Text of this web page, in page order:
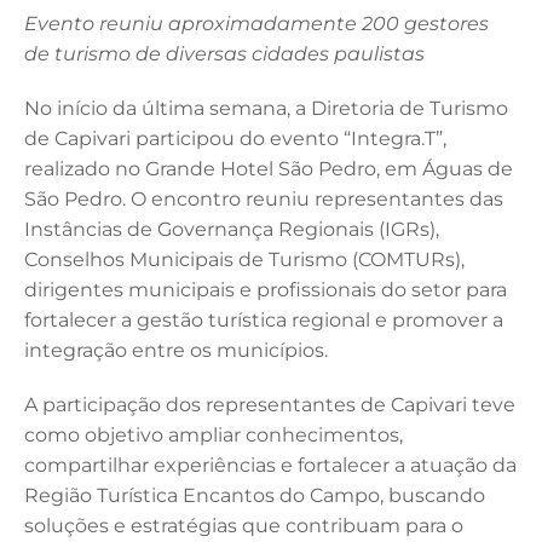
c
b
o
o
k
k
dI
n
it
r
ai at
A
p
p
Evento reuniu aproximadamente 200 gestores
de turismo de diversas cidades paulistas
No início da última semana, a Diretoria de Turismo
de Capivari participou do evento “Integra.T”,
realizado no Grande Hotel São Pedro, em Águas de
São Pedro. O encontro reuniu representantes das
Instâncias de Governança Regionais (IGRs),
Conselhos Municipais de Turismo (COMTURs),
dirigentes municipais e profissionais do setor para
fortalecer a gestão turística regional e promover a
integração entre os municípios.
A participação dos representantes de Capivari teve
como objetivo ampliar conhecimentos,
compartilhar experiências e fortalecer a atuação da
Região Turística Encantos do Campo, buscando
soluções e estratégias que contribuam para o